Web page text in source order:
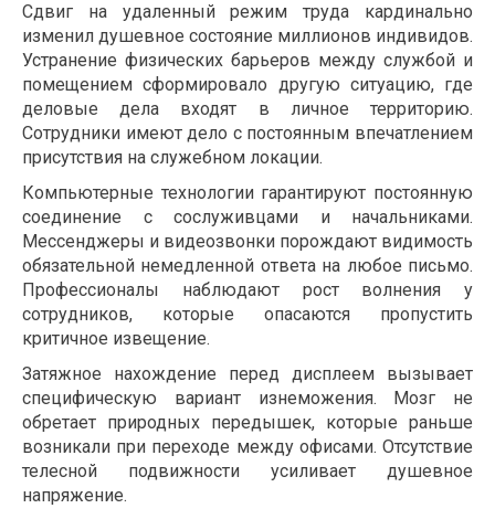
Сдвиг на удаленный режим труда кардинально
изменил душевное состояние миллионов индивидов.
Устранение физических барьеров между службой и
помещением сформировало другую ситуацию, где
деловые дела входят в личное территорию.
Сотрудники имеют дело с постоянным впечатлением
присутствия на служебном локации.
Компьютерные технологии гарантируют постоянную
соединение с сослуживцами и начальниками.
Мессенджеры и видеозвонки порождают видимость
обязательной немедленной ответа на любое письмо.
Профессионалы наблюдают рост волнения у
сотрудников, которые опасаются пропустить
критичное извещение.
Затяжное нахождение перед дисплеем вызывает
специфическую вариант изнеможения. Мозг не
обретает природных передышек, которые раньше
возникали при переходе между офисами. Отсутствие
телесной подвижности усиливает душевное
напряжение.